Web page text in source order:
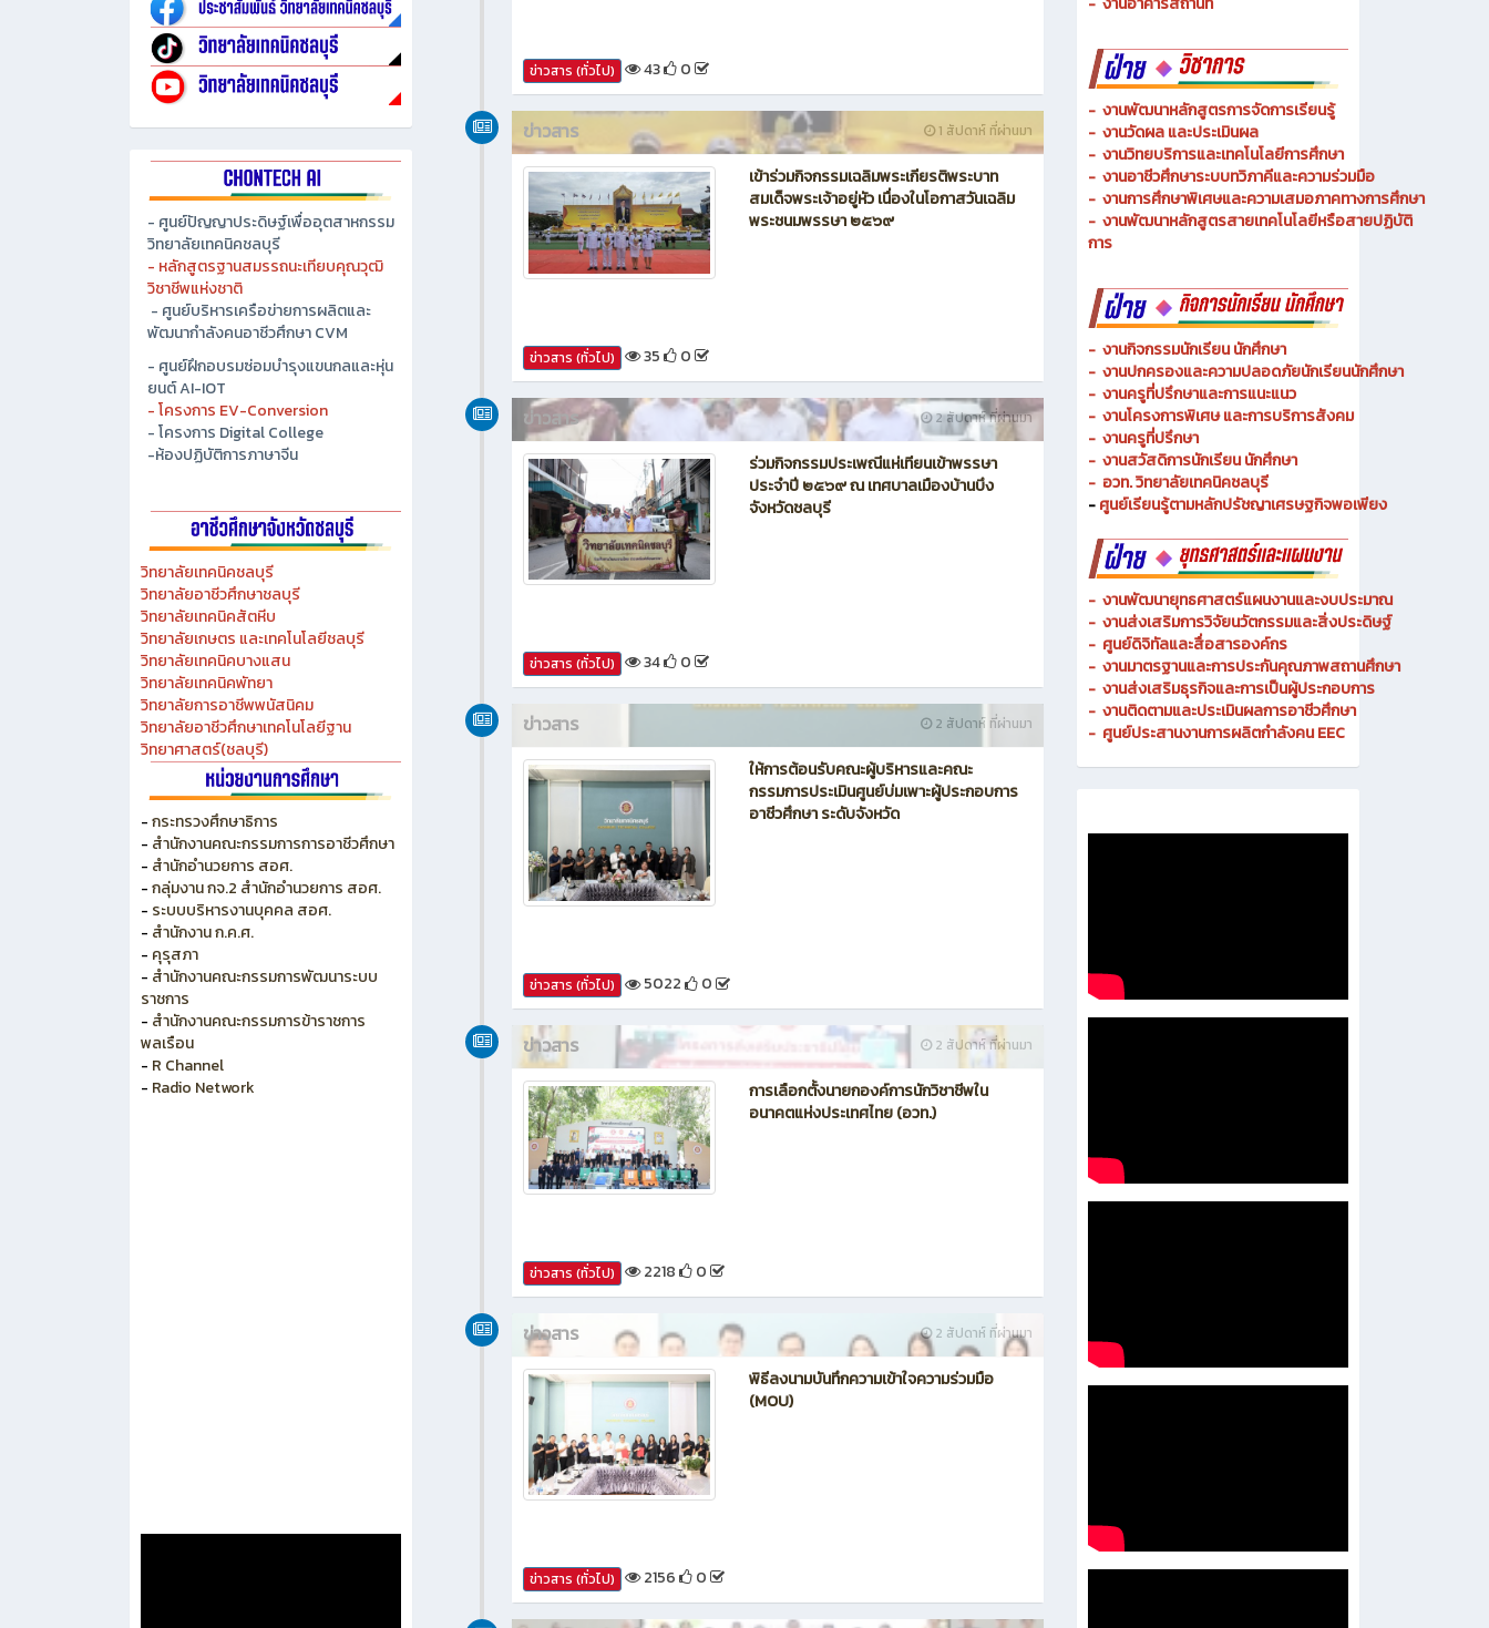
- ศูนย์ปัญญาประดิษฐ์เพื่ออุตสาหกรรม
- หลักสูตรฐานสมรรถนะเทียบคุณวุฒิ
วิชาชีพแห่งชาติ
- ศูนย์บริหารเครือข่ายการผลิตและ
พัฒนากำลังคนอาชีวศึกษา CVM
- ศูนย์ฝึกอบรมซ่อมบำรุงแขนกลและหุ่น
ยนต์ AI-IOT
- โครงการ EV-Conversion
- โครงการ Digital College
-ห้องปฏิบัติการภาษาจีน
วิทยาลัยเทคนิคสัตหีบ
วิทยาลัยเกษตร และเทคโนโลยีชลบุรี
วิทยาลัยเทคนิคบางแสน
วิทยาลัยเทคนิคพัทยา
วิทยาลัยการอาชีพพนัสนิคม
วิทยาลัยอาชีวศึกษาเทคโนโลยีฐาน
วิทยาศาสตร์(ชลบุรี)
-กระทรวงศึกษาธิการ
-สำนักงานคณะกรรมการการอาชีวศึกษา
สำนักอำนวยการ สอศ.
-กลุ่มงาน กจ.2 สำนักอำนวยการ สอศ.
-ระบบบริหารงานบุคคล สอศ.
- สำนักงาน ก.ค.ศ.
- คุรุสภา
-สำนักงานคณะกรรมการพัฒนาระบบ
ราชการ
- สำนักงานคณะกรรมการข้าราชการ
พลเรือน
- R Channel
-Radio Network
สมเด็จพระเจ้าอยู่หัว เนื่องในโอกาสวันเฉลิม
พระชนมพรรษา ๒๕๖๙
ข่าวสาร (ทั่วไป) 35 0
ประจำปี ๒๕๖๙ ณ เทศบาลเมืองบ้านบึง
จังหวัดชลบุรี
ข่าวสาร (ทั่วไป) 34 0
กรรมการประเมินศูนย์บ่มเพาะผู้ประกอบการ
ข่าวสาร (ทั่วไป) 5022 0
อนาคตแห่งประเทศไทย (อวท.)
ข่าวสาร (ทั่วไป) 2218 0
ข่าวสาร (ทั่วไป) 2156 0
หลักปรัชญาของเศรษฐกิจพอเพียง 2569
- งานวิทยบริการและเทคโนโลยีการศึกษา
-งานอาชีวศึกษาระบบทวิภาคีและความร่วมมือ
- งานการศึกษาพิเศษและความเสมอภาคทางการศึกษา
- งานพัฒนาหลักสูตรสายเทคโนโลยีหรือสายปฏิบัติ
การ
-งานครูที่ปรึกษาและการแนะแนว
-งานโครงการพิเศษ และการบริการสังคม
- งานครูที่ปรึกษา
- งานสวัสดิการนักเรียน นักศึกษา
- อวท. วิทยาลัยเทคนิคชลบุรี
- ศูนย์เรียนรู้ตามหลักปรัชญาเศรษฐกิจพอเพียง
-งานพัฒนายุทธศาสตร์แผนงานและงบประมาณ
-ศูนย์ดิจิทัลและสื่อสารองค์กร
- งานมาตรฐานและการประกันคุณภาพสถานศึกษา
- งานส่งเสริมธุรกิจและการเป็นผู้ประกอบการ
- งานติดตามและประเมินผลการอาชีวศึกษา
- ศูนย์ประสานงานการผลิตกำลังคน EEC